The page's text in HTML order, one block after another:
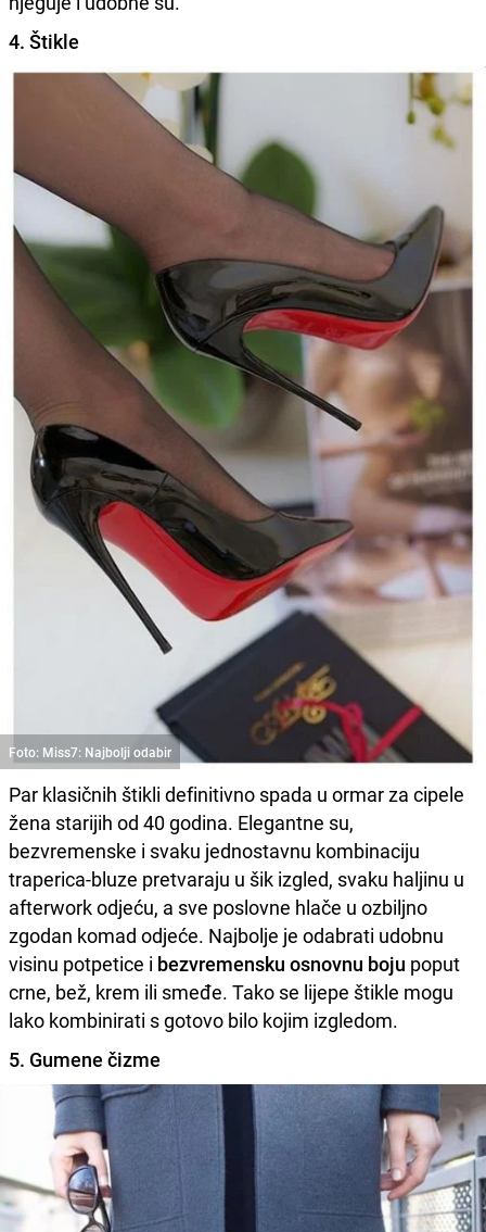
4. Štikle
Foto: Miss7: Najbolji odabir
Par klasičnih štikli definitivno spada u ormar za cipele
žena starijih od 40 godina. Elegantne su,
bezvremenske i svaku jednostavnu kombinaciju
traperica-bluze pretvaraju u šik izgled, svaku haljinu u
afterwork odjeću, a sve poslovne hlače u ozbiljno
zgodan komad odjeće. Najbolje je odabrati udobnu
visinu potpetice i bezvremensku osnovnu boju poput
crne, bež, krem ili smeđe. Tako se lijepe štikle mogu
lako kombinirati s gotovo bilo kojim izgledom.
5. Gumene čizme